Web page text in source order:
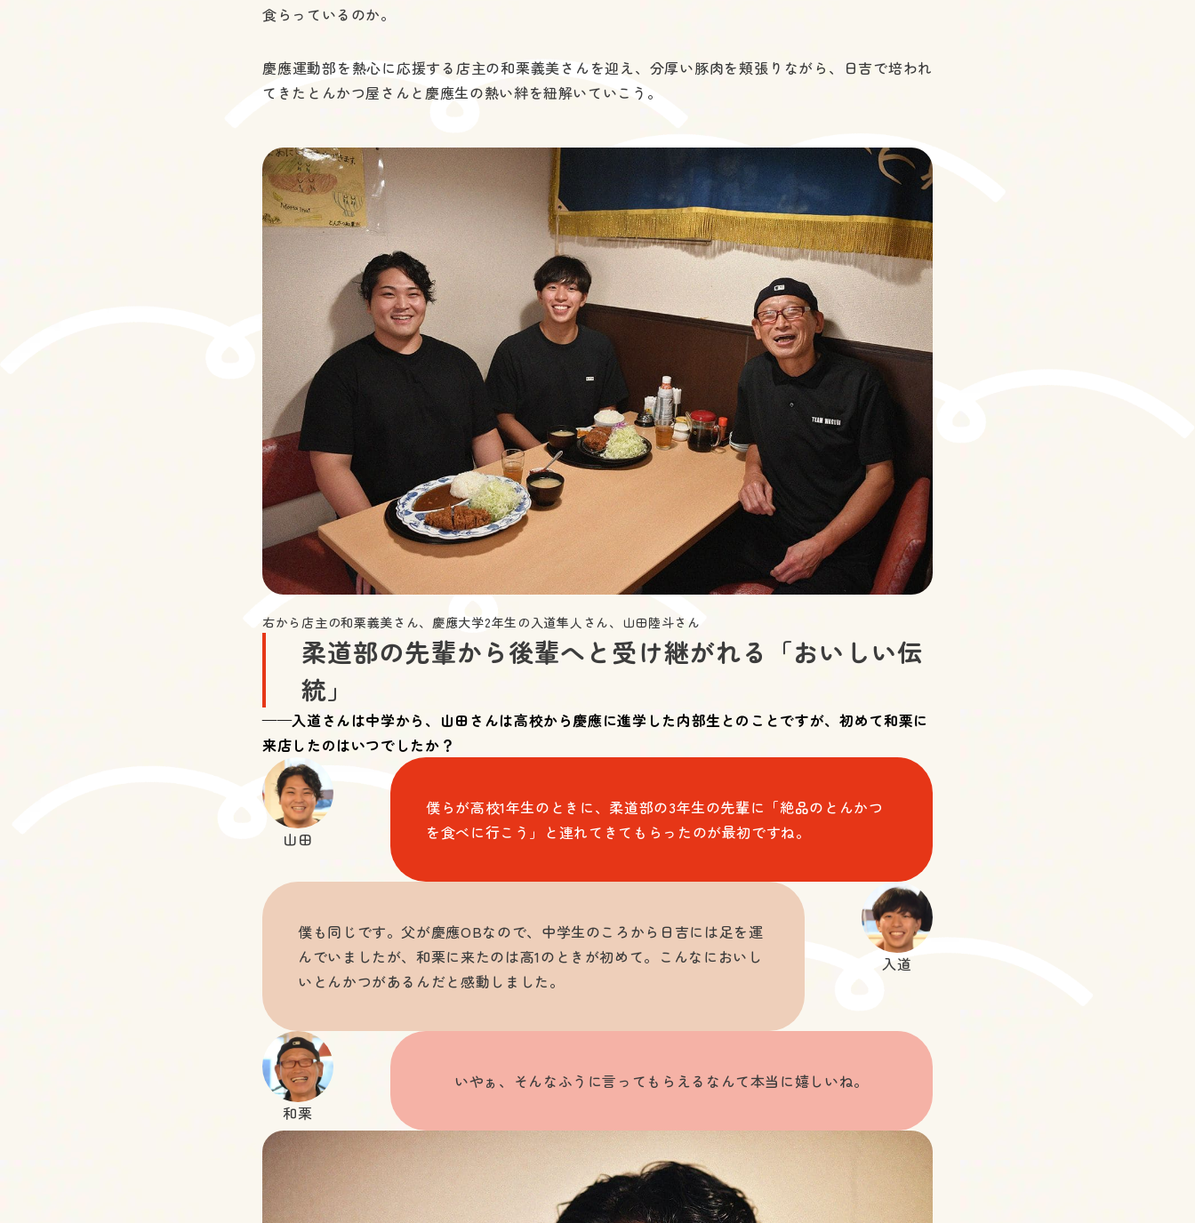
食らっているのか。
慶應運動部を熱心に応援する店主の和栗義美さんを迎え、分厚い豚肉を頬張りながら、日吉で培われ
てきたとんかつ屋さんと慶應生の熱い絆を紐解いていこう。
右から店主の和栗義美さん、慶應大学2年生の入道隼人さん、山田陸斗さん
柔道部の先輩から後輩へと受け継がれる「おいしい伝
統」
——入道さんは中学から、山田さんは高校から慶應に進学した内部生とのことですが、初めて和栗に
来店したのはいつでしたか？
僕らが高校1年生のときに、柔道部の3年生の先輩に「絶品のとんかつ
を食べに行こう」と連れてきてもらったのが最初ですね。
山田
僕も同じです。父が慶應OBなので、中学生のころから日吉には足を運
んでいましたが、和栗に来たのは高1のときが初めて。こんなにおいし
いとんかつがあるんだと感動しました。
入道
いやぁ、そんなふうに言ってもらえるなんて本当に嬉しいね。
和栗